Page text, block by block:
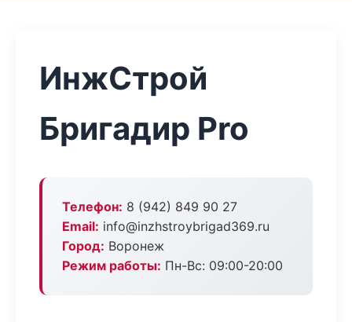
ИнжСтрой
Бригадир Pro
Телефон: 8 (942) 849 90 27
Email: info@inzhstroybrigad369.ru
Город: Воронеж
Режим работы: Пн-Вс: 09:00-20:00